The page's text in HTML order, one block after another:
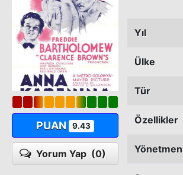
PUAN 9.43
Yorum Yap (0)
Yıl
Ülke
Tür
Özellikler
Yönetmen